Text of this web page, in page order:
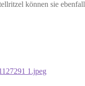
können sie